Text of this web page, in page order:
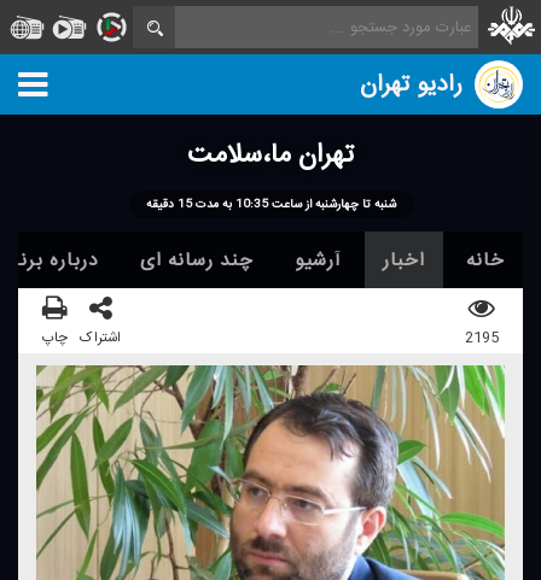
رادیو تهران
تهران ما،سلامت
شنبه تا چهارشنبه از ساعت 10:35 به مدت 15 دقیقه
خانه اخبار آرشیو چند رسانه ای درباره
2195 اشتراک چاپ